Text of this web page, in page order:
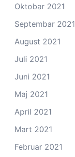
Oktobar 2021
Septembar 2021
August 2021
Juli 2021
Juni 2021
Maj 2021
April 2021
Mart 2021
Februar 2021